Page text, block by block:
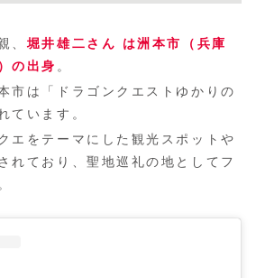
、 堀井雄二さん は洲本市（兵庫
の出身 。
市は「ドラゴンクエストゆかりの
ています。
エをテーマにした観光スポットや
れており、聖地巡礼の地としてフ